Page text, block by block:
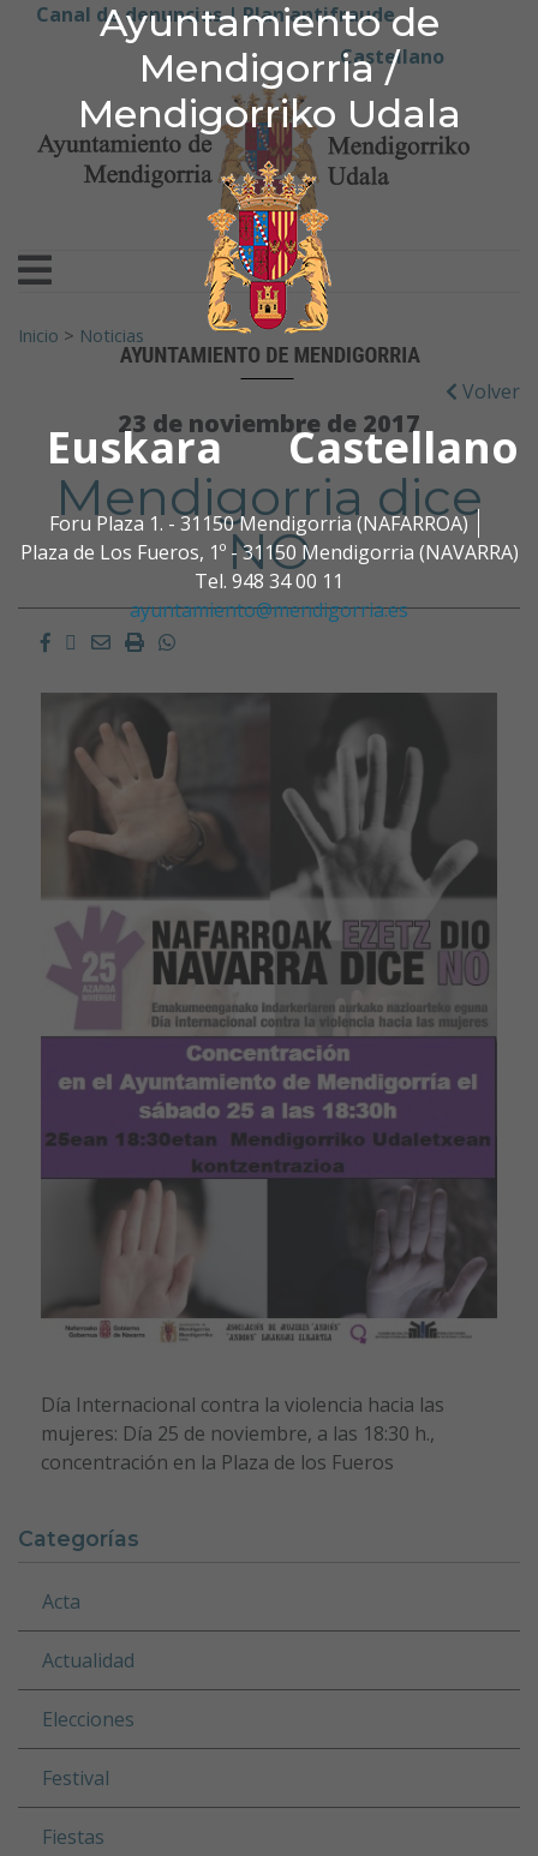
Ayuntamiento de
Mendigorria /
Mendigorriko Udala
Euskara Castellano
Foru Plaza 1. - 31150 Mendigorria (NAFARROA)
Plaza de Los Fueros, 1º - 31150 Mendigorria (NAVARRA)
Tel. 948 34 00 11
ayuntamiento@mendigorria.es
Ir al contenido
Ayuntamiento de
Canal de denuncias | Plan antifraude
Castellano
Buscar:
Inicio > Noticias
Volver
23 de noviembre de 2017
Mendigorria dice
NO
Facebook
Twitter
EmailImprimirWhatsapp
Día Internacional contra la violencia hacia las
mujeres: Día 25 de noviembre, a las 18:30 h.,
concentración en la Plaza de los Fueros
Categorías
Acta
Actualidad
Elecciones
Festival
Fiestas